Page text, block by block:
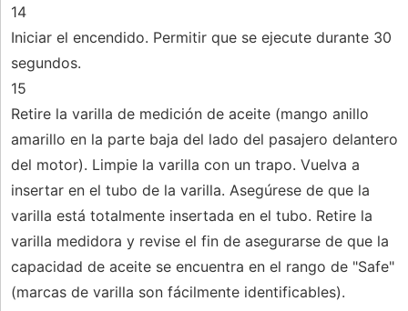
14
Iniciar el encendido. Permitir que se ejecute durante 30
segundos.
15
Retire la varilla de medición de aceite (mango anillo
amarillo en la parte baja del lado del pasajero delantero
del motor). Limpie la varilla con un trapo. Vuelva a
insertar en el tubo de la varilla. Asegúrese de que la
varilla está totalmente insertada en el tubo. Retire la
varilla medidora y revise el fin de asegurarse de que la
capacidad de aceite se encuentra en el rango de "Safe"
(marcas de varilla son fácilmente identificables).